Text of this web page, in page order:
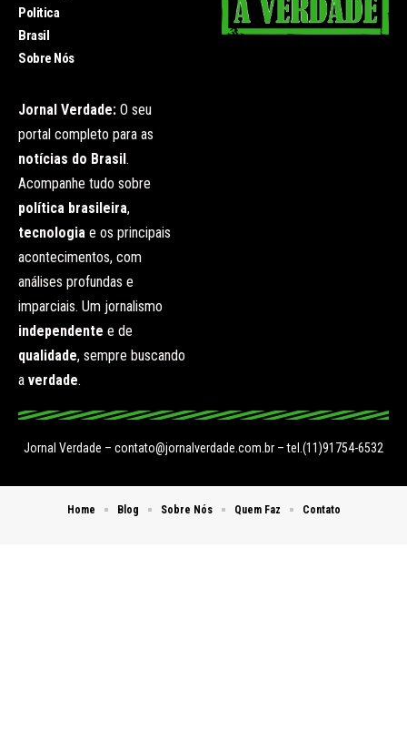
Politica
Brasil
Sobre Nós
Jornal Verdade: O seu
portal completo para as
notícias do Brasil .
Acompanhe tudo sobre
política brasileira,
tecnologia e os principais
acontecimentos, com
análises profundas e
imparciais. Um jornalismo
independente e de
qualidade, sempre buscando
a verdade.
Jornal Verdade – contato@jornalverdade.com.br – tel.(11)91754-6532
Home Blog Sobre Nós Quem Faz Contato